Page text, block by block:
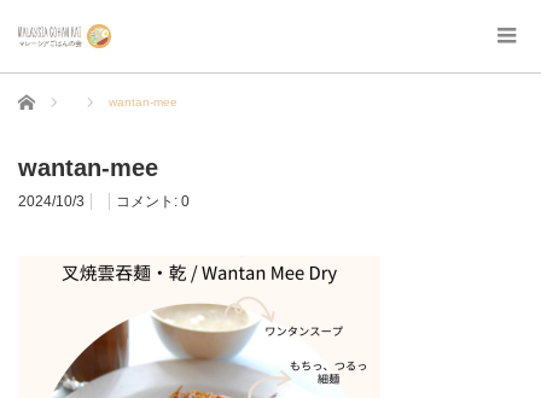
ホーム wantan-mee
wantan-mee
2024/10/3 コメント: 0